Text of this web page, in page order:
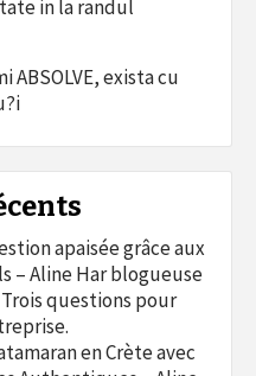
in la randul
ABSOLVE, exista cu
apaisée grâce aux
– Aline Har blogueuse
Trois questions pour
en Crète avec